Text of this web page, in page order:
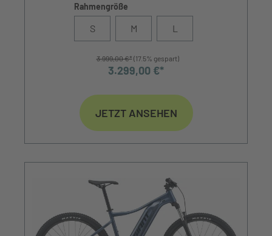
Rahmengröße
S M L
3.999,00 €*(17.5% gespart)
3.299,00 €*
JETZT ANSEHEN